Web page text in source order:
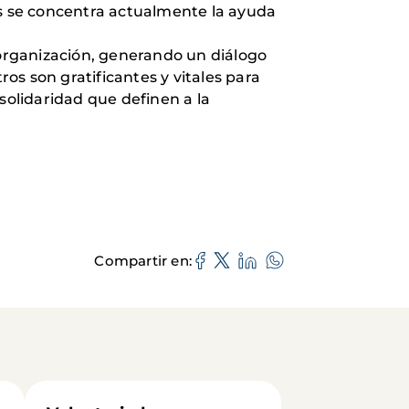
se concentra actualmente la ayuda
generando un diálogo
son gratificantes y vitales para
que definen a la
Compartir en